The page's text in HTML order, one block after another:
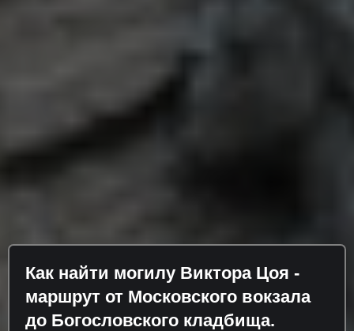
Как найти могилу Виктора Цоя -
маршрут от Московского вокзала
до Богословского кладбища.